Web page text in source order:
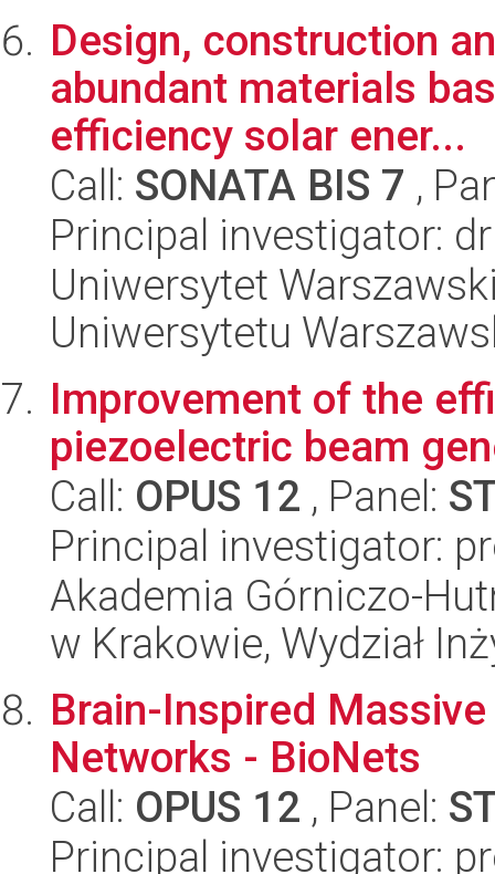
Design, construction
abundant materials
efficiency solar ener...
Call: SONATA BIS 7 ,
Principal investigator:
Uniwersytet
Uniwersytetu
Improvement of the
piezoelectric beam
Call: OPUS 12 , Panel:
Principal investigator:
Akademia Górniczo-
w Krakowie, Wydział
Brain-Inspired
Networks - BioNets
Call: OPUS 12 , Panel:
Principal investigator: